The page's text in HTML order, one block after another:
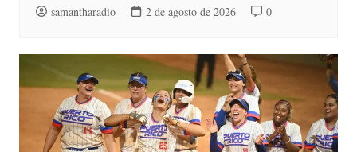
samantharadio 2 de agosto de 2026 0